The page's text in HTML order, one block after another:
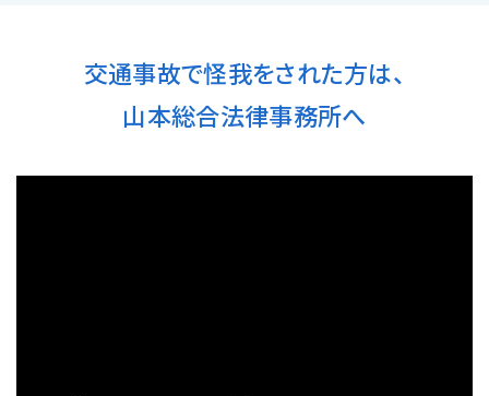
交通事故で怪我をされた方は、
山本総合法律事務所へ